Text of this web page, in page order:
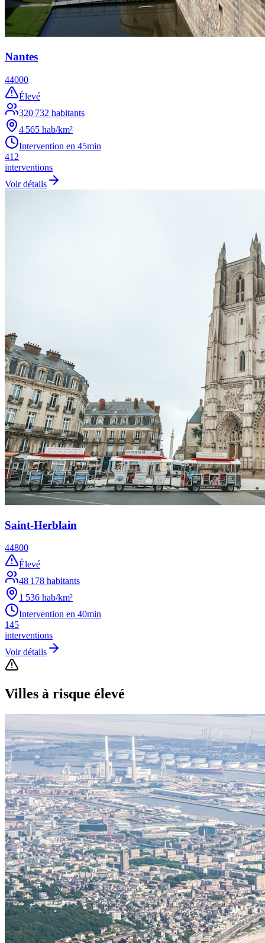
Nantes
44000
Élevé
320 732 habitants
4 565 hab/km²
Intervention en 45min
412
interventions
Voir détails
Saint-Herblain
44800
Élevé
48 178 habitants
1 536 hab/km²
Intervention en 40min
145
interventions
Voir détails
Villes à risque élevé